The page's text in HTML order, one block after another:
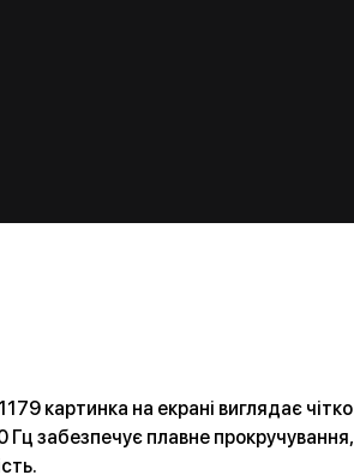
картинка на екрані виглядає чітко
забезпечує плавне прокручування,